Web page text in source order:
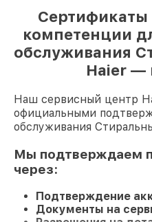
Сертификаты
компетенции
обслуживания
Haier —
Наш сервисный центр
официальными
обслуживания
Мы подтверждаем
через:
Подтверждение
Документы на